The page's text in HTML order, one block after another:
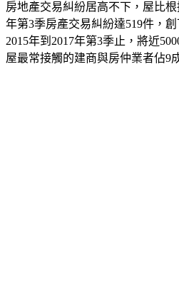
房地產交易糾紛居高不下，屋比
年第3季房產交易糾紛達519件，
2015年到2017年第3季止，將近
屋最常接觸的建商與房仲業者佔9